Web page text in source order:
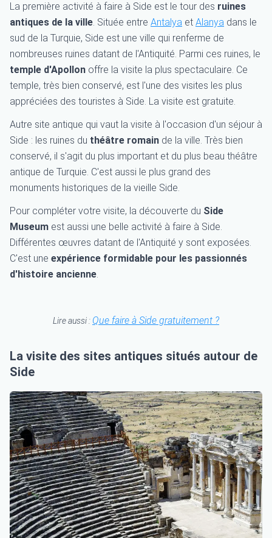
La première activité à faire à Side est le tour des ruines
antiques de la ville. Située entre Antalya et Alanya dans le
sud de la Turquie, Side est une ville qui renferme de
nombreuses ruines datant de l'Antiquité. Parmi ces ruines, le
temple d'Apollon offre la visite la plus spectaculaire. Ce
temple, très bien conservé, est l'une des visites les plus
appréciées des touristes à Side. La visite est gratuite.
Autre site antique qui vaut la visite à l'occasion d'un séjour à
Side : les ruines du théâtre romain de la ville. Très bien
conservé, il s'agit du plus important et du plus beau théâtre
antique de Turquie. C'est aussi le plus grand des
monuments historiques de la vieille Side.
Pour compléter votre visite, la découverte du Side
Museum est aussi une belle activité à faire à Side.
Différentes œuvres datant de l'Antiquité y sont exposées.
C'est une expérience formidable pour les passionnés
d'histoire ancienne.
Lire aussi : Que faire à Side gratuitement ?
La visite des sites antiques situés autour de
Side